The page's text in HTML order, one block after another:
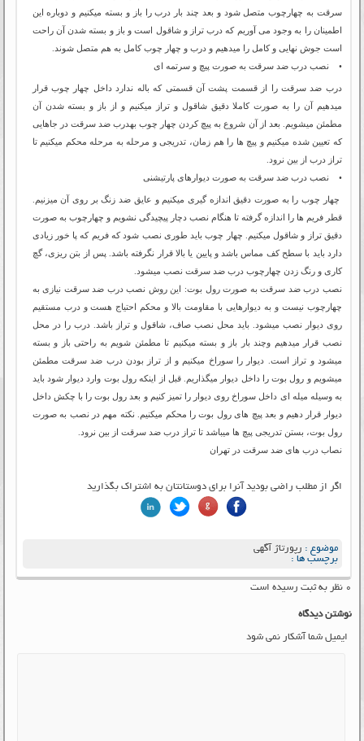
سرقت به چهارچوب متصل شود و بعد چند بار درب را باز و بسته میکنیم و دوباره این
اطمینان را به وجود می آوریم که درب تراز و شاقول است و باز و بسته شدن آن راحت
است جوش نهایی و کامل را میدهیم و درب و چهار چوب کامل به هم متصل شوند.
• نصب درب ضد سرقت به صورت پیچ و سرتمه ای
درب ضد سرقت را از قسمت پشت آن قسمتی که باله ندارد داخل چهار چوب قرار
میدهیم آن را به صورت کاملا دقیق شاقول و تراز میکنیم و از باز و بسته شدن آن
مطمئن میشویم. بعد از آن شروع به پیچ کردن چهار چوب بهدرب ضد سرقت در جاهایی
که تعیین شده میکنیم و پیچ ها را هم زمان، تدریجی و مرحله به مرحله محکم میکنیم تا
تراز درب از بین نرود.
• نصب درب ضد سرقت به صورت دیوارهای پارتیشنی
چهار چوب را به صورت دقیق اندازه گیری میکنیم و عایق ضد زنگ بر روی آن میزنیم.
قطر فریم ها را اندازه گرفته تا هنگام نصب دچار پیچیدگی نشویم و چهارچوب به صورت
دقیق تراز و شاقول میکنیم. چهار چوب باید طوری نصب شود که فریم که پا خور زیادی
دارد باید با سطح کف مماس باشد و پایین یا بالا قرار نگرفته باشد. پس از بتن ریزی، گچ
کاری و رنگ زدن چهارچوب درب ضد سرقت نصب میشود.
نصب درب ضد سرقت به صورت رول بوت: این روش نصب درب ضد سرقت نیازی به
چهارچوب نیست و به دیوارهایی با مقاومت بالا و محکم احتیاج هست و درب مستقیم
روی دیوار نصب میشود. باید محل نصب صاف، شاقول و تراز باشد. درب را در محل
نصب قرار میدهیم وچند بار باز و بسته میکنیم تا مطمئن شویم به راحتی باز و بسته
میشود و تراز است. دیوار را سوراخ میکنیم و از تراز بودن درب ضد سرقت مطمئن
میشویم و رول بوت را داخل دیوار میگذاریم. قبل از اینکه رول بوت وارد دیوار شود باید
به وسیله میله ای داخل سوراخ روی دیوار را تمیز کنیم و بعد رول بوت را با چکش داخل
دیوار قرار دهیم و بعد پیچ های رول بوت را محکم میکنیم. نکته مهم در نصب به صورت
رول بوت، بستن تدریجی پیچ ها میباشد تا تراز درب ضد سرقت از بین نرود.
نصاب درب های ضد سرقت در تهران
اگر از مطلب راضی بودید آنرا برای دوستانتان به اشتراک بگذارید
موضوع : رپورتاژ آگهی
برچسب ها :
۰ نظر به ثبت رسیده است
نوشتن دیدگاه
ایمیل شما آشکار نمی شود